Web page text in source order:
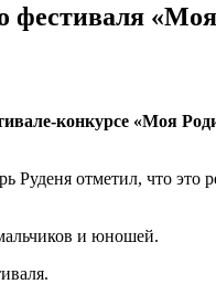
фестиваля
конкурсе «Моя
Руденя отметил, что это
и юношей.